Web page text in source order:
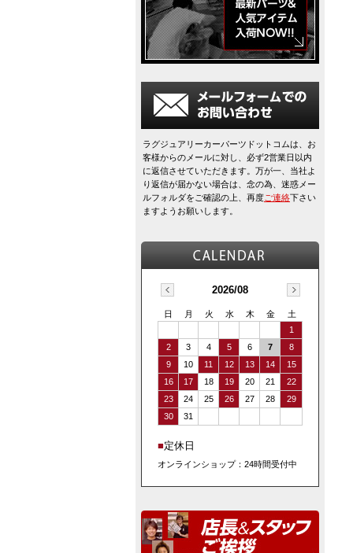
ラグジュアリーカーパーツドットコムは、お
客様からのメールに対し、必ず2営業日以内
に返信させていただきます。万が一、当社よ
り返信が届かない場合は、念の為、迷惑メー
ルフォルダをご確認の上、再度ご連絡下さい
ますようお願いします。
2026/08
日 月 火 水 木 金
土
1
2
3 4 5 6 7
8
9
10 11 12 13 14
15
16
17 18 19 20 21
22
23
24 25 26 27 28
29
30
31
■定休日
オンラインショップ：24時間受付中